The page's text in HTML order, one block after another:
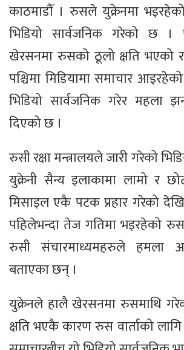
काठमाडौँ । रुसले युक्रेनमा
भिडियो सार्वजनिक गरेको छ ।
खेरसनमा रुसको ठूलो क्षति भएको
पश्चिमा मिडियामा समाचार
भिडियो सार्वजनिक गरेर महला
दिएको छ ।
रुसी रक्षा मन्त्रालयले जारी गरेको
युक्रेनी सैन्य इलाकामा लामो र
मिसाइल एकै पटक प्रहार गरेको
पहिलेभन्दा तेज गतिमा भइरहेको
रुसी संचारमाध्यमहरुले
बताएका छन् ।
युक्रेनले हालै खेरसनमा रुसमाथि
क्षति भएकै कारण रुस वार्ताको